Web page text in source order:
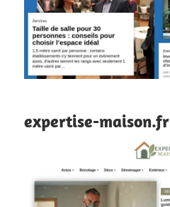
expertise-maison.fr